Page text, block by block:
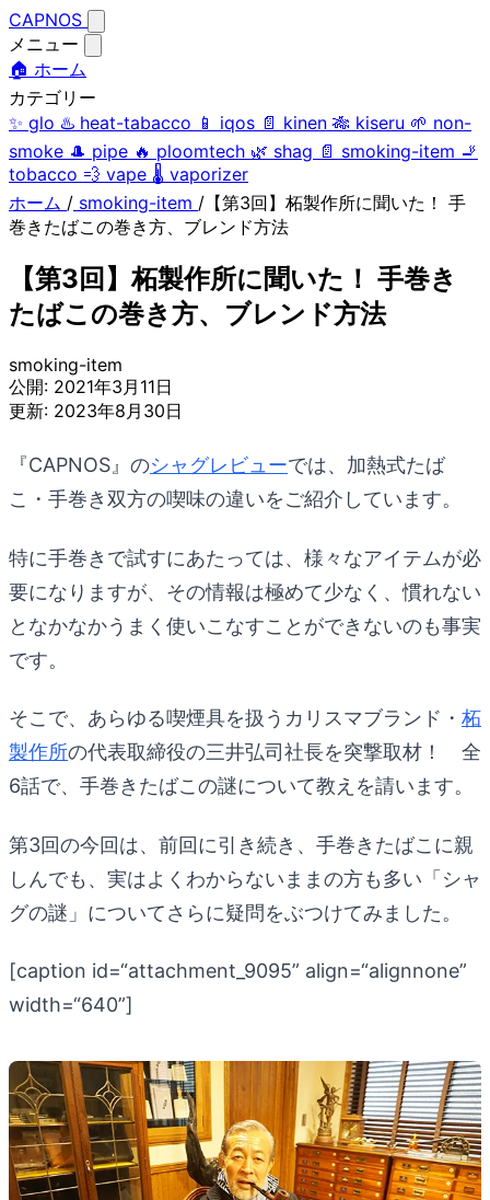
CAPNOS
メニュー
🏠 ホーム
カテゴリー
✨ glo ♨️ heat-tabacco 📱 iqos 📄 kinen 🎋 kiseru 🌱 non-
smoke 🎩 pipe 🔥 ploomtech 🌿 shag 📄 smoking-item 🚬
tobacco 💨 vape 🌡️ vaporizer
ホーム / smoking-item / 【第3回】柘製作所に聞いた！ 手
巻きたばこの巻き方、ブレンド方法
【第3回】柘製作所に聞いた！ 手巻き
たばこの巻き方、ブレンド方法
smoking-item
公開: 2021年3月11日
更新: 2023年8月30日
『CAPNOS』のシャグレビューでは、加熱式たば
こ・手巻き双方の喫味の違いをご紹介しています。
特に手巻きで試すにあたっては、様々なアイテムが必
要になりますが、その情報は極めて少なく、慣れない
となかなかうまく使いこなすことができないのも事実
です。
そこで、あらゆる喫煙具を扱うカリスマブランド・ 柘
製作所の代表取締役の三井弘司社長を突撃取材！ 全
6話で、手巻きたばこの謎について教えを請います。
第3回の今回は、前回に引き続き、手巻きたばこに親
しんでも、実はよくわからないままの方も多い「シャ
グの謎」についてさらに疑問をぶつけてみました。
[caption id=“attachment_9095” align=“alignnone”
width=“640”]